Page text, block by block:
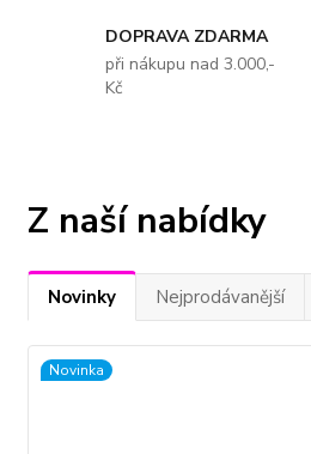
DOPRAVA ZDARMA
při nákupu nad 3.000,-
Kč
Z naší nabídky
Novinky Nejprodávanější
Novinka